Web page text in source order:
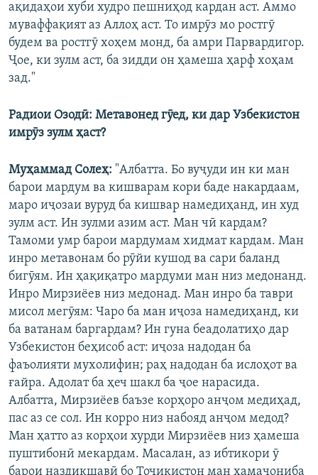
ақидаҳои хуби худро пешниҳод кардан аст. Аммо
муваффақият аз Аллоҳ аст. То имрӯз мо ростгӯ
будем ва ростгӯ хоҳем монд, ба амри Парвардигор.
Ҷое, ки зулм аст, ба зидди он ҳамеша ҳарф хоҳам
зад."
Радиои Озодӣ: Метавонед гӯед, ки дар Узбекистон
имрӯз зулм ҳаст?
Муҳаммад Солеҳ: "Албатта. Бо вуҷуди ин ки ман
барои мардум ва кишварам кори баде накардаам,
маро иҷозаи вуруд ба кишвар намедиҳанд, ин худ
зулм аст. Ин зулми азим аст. Ман чӣ кардам?
Тамоми умр барои мардумам хидмат кардам. Ман
инро метавонам бо рӯйи кушод ва сари баланд
бигӯям. Ин ҳақиқатро мардуми ман низ медонанд.
Инро Мирзиёев низ медонад. Ман инро ба таври
мисол мегӯям: Чаро ба ман иҷоза намедиҳанд, ки
ба ватанам баргардам? Ин гуна беадолатиҳо дар
Узбекистон беҳисоб аст: иҷоза надодан ба
фаъолияти мухолифин; раҳ надодан ба ислоҳот ва
ғайра. Адолат ба ҳеч шакл ба ҷое нарасида.
Албатта, Мирзиёев баъзе корҳоро анҷом медиҳад,
пас аз се сол. Ин корро низ набояд анҷом медод?
Ман ҳатто аз корҳои хурди Мирзиёев низ ҳамеша
пуштибонӣ мекардам. Масалан, аз ибтикори ӯ
барои наздикшавӣ бо Тоҷикистон ман ҳамаҷониба